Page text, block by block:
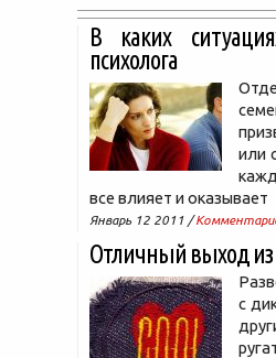
В каких
психолога
или
все влияет и оказывает
Январь 12 2011 /
Отличный выход
с